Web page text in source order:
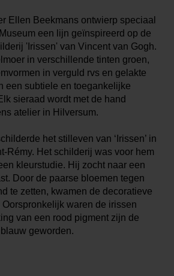
Ellen Beekmans ontwierp speciaal
een lijn geïnspireerd op de
'Irissen' van Vincent van Gogh.
in verschillende tinten groen,
in verguld rvs en gelakte
een subtiele en toegankelijke
sieraad wordt met de hand
atelier in Hilversum.
het stilleven van ‘Irissen’ in
Rémy. Het schilderij was voor hem
kleurstudie. Hij zocht naar een
Door de paarse bloemen tegen
te zetten, kwamen de decoratieve
waren de irissen
van een rood pigment zijn de
geworden.